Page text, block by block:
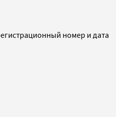
номер и дата